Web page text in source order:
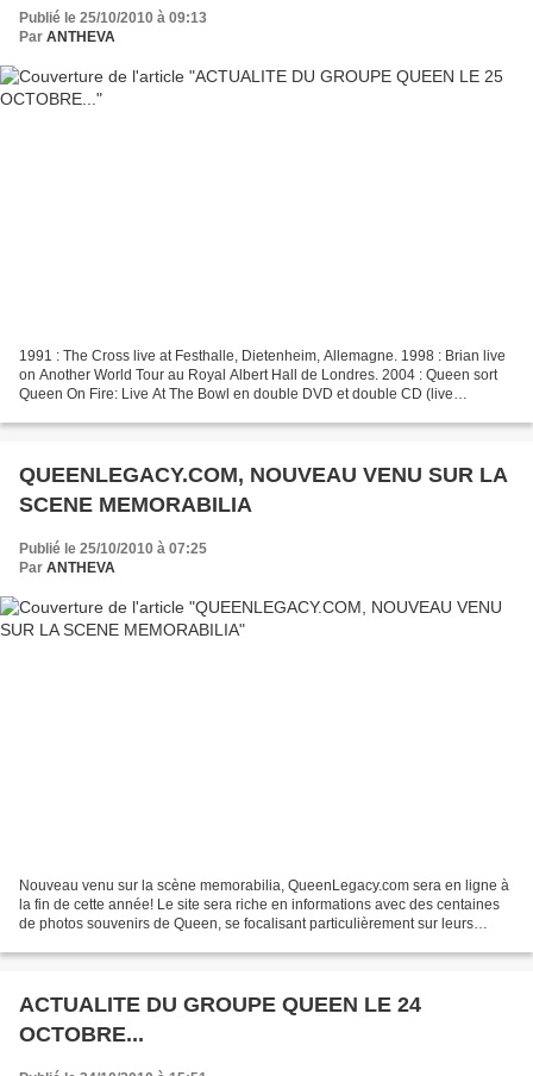
Publié le 25/10/2010 à 09:13
Par ANTHEVA
1991 : The Cross live at Festhalle, Dietenheim, Allemagne. 1998 : Brian live
on Another World Tour au Royal Albert Hall de Londres. 2004 : Queen sort
Queen On Fire: Live At The Bowl en double DVD et double CD (live
QUEENLEGACY.COM, NOUVEAU VENU SUR LA
SCENE MEMORABILIA
Publié le 25/10/2010 à 07:25
Par ANTHEVA
Nouveau venu sur la scène memorabilia, QueenLegacy.com sera en ligne à
la fin de cette année! Le site sera riche en informations avec des centaines
de photos souvenirs de Queen, se focalisant particulièrement sur leurs
ACTUALITE DU GROUPE QUEEN LE 24
OCTOBRE...